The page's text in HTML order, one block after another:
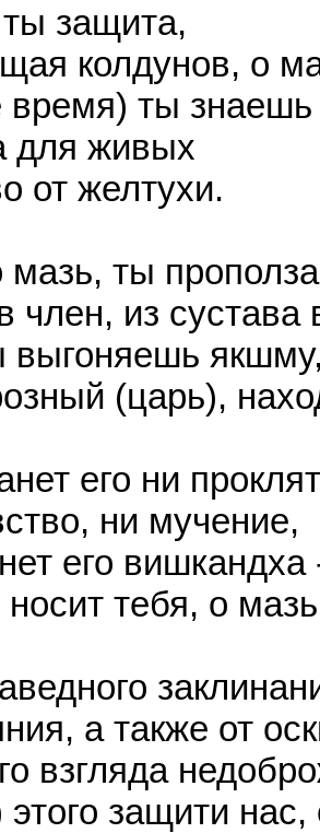
защита,
колдунов, о
ты знаешь
для живых
от желтухи.
мазь, ты
член, из сустава
выгоняешь
(царь),
его ни
ни мучение,
его вишкандха
носит тебя, о
а также от
взгляда
этого защити